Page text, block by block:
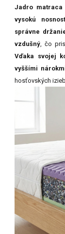
Jadro matraca
vysokú
správne
vzdušný, čo
Vďaka svojej
vyššími
hosťovských